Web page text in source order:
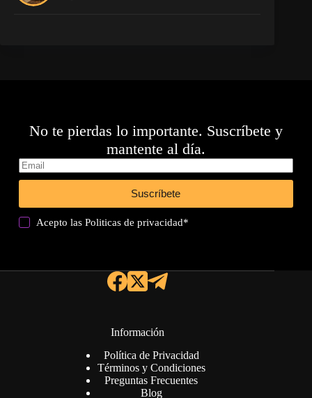
No te pierdas lo importante. Suscríbete y
mantente al día.
Suscríbete
Acepto lasPoliticas de privacidad*
Información
Política de Privacidad
Términos y Condiciones
Preguntas Frecuentes
Blog